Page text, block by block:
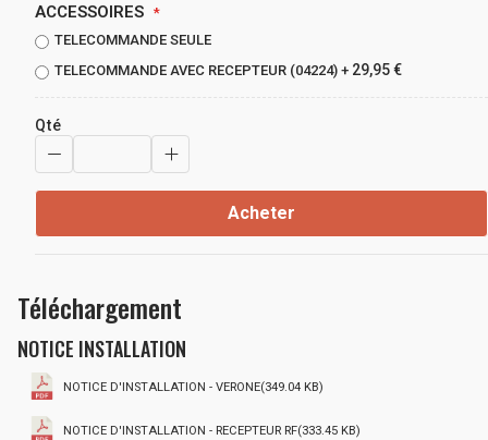
ACCESSOIRES
TELECOMMANDE SEULE
TELECOMMANDE AVEC RECEPTEUR (04224) + 29,95 €
Qté
Acheter
Téléchargement
NOTICE INSTALLATION
NOTICE D'INSTALLATION - VERONE(349.04 KB)
NOTICE D'INSTALLATION - RECEPTEUR RF(333.45 KB)